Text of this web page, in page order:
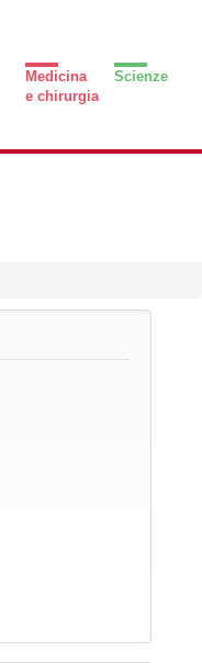
Medicina
e chirurgia
Scienze